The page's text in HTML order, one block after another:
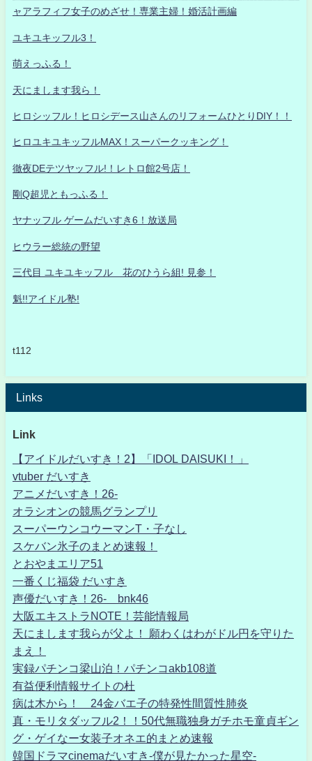
ャアラフィフ女子のめざせ！専業主婦！婚活計画編
ユキユキッフル3！
萌えっふる！
天にまします我ら！
ヒロシッフル！ヒロシデース山さんのリフォームひとりDIY！！
ヒロユキユキッフルMAX！スーパークッキング！
徹夜DEテツヤッフル!！レトロ館2号店！
剛Q超児ともっふる！
ヤナッフル ゲームだいすき6！放送局
ヒウラー総統の野望
三代目 ユキユキッフル 花のひうら組! 見参！
魁!!アイドル塾!
t112
Links
Link
【アイドルだいすき！2】「IDOL DAISUKI！」
vtuber だいすき
アニメだいすき！26-
オラシオンの競馬グランプリ
スーパーウンコウーマンT・子なし
スケバン氷子のまとめ速報！
とおやまエリア51
一番くじ福袋 だいすき
声優だいすき！26- bnk46
大阪エキストラNOTE！芸能情報局
天にまします我らが父よ！ 願わくはわがドル円を守りた
まえ！
実録パチンコ梁山泊！パチンコakb108道
有益便利情報サイトの杜
病は木から！ 24金バエ子の特発性間質性肺炎
真・モリタダッフル2！！50代無職独身ガチホモ童貞ギン
グ・ゲイなー女装子オネエ的まとめ速報
韓国ドラマcinemaだいすき-僕が見たかった星空-